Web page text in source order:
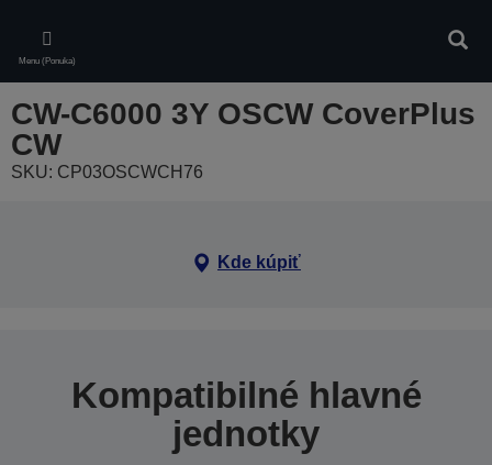
main
content
Menu (Ponuka)
CW-C6000 3Y OSCW CoverPlus
CW
SKU: CP03OSCWCH76
Kde kúpiť
Kompatibilné hlavné
jednotky